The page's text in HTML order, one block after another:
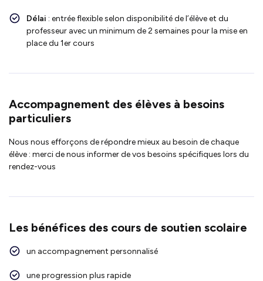
Délai : entrée flexible selon disponibilité de l’élève et du
professeur avec un minimum de 2 semaines pour la mise en
place du 1er cours
Accompagnement des élèves à besoins
particuliers
Nous nous efforçons de répondre mieux au besoin de chaque
élève : merci de nous informer de vos besoins spécifiques lors du
rendez-vous
Les bénéfices des cours de soutien scolaire
un accompagnement personnalisé
une progression plus rapide